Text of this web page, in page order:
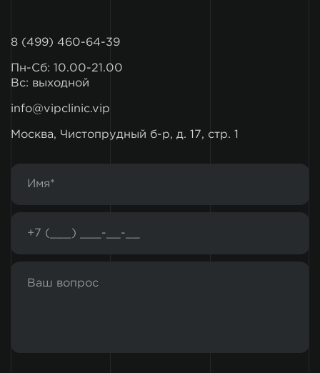
8 (499) 460-64-39
Пн-Сб: 10.00-21.00
Вс: выходной
info@vipclinic.vip
Москва, Чистопрудный б-р, д. 17, стр. 1